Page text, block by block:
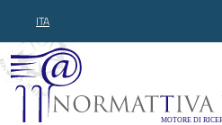
ITA